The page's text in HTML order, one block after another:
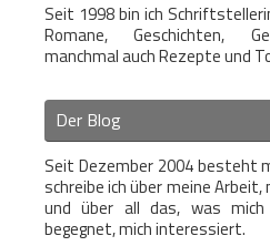
Seit 1998 bin ich
Romane, Geschichten,
manchmal auch Rezepte und
Der Blog
Seit Dezember 2004 besteht
schreibe ich über meine Arbeit,
und über all das, was
begegnet, mich interessiert.